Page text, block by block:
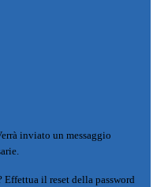
inviato un messaggio
Effettua il reset della password